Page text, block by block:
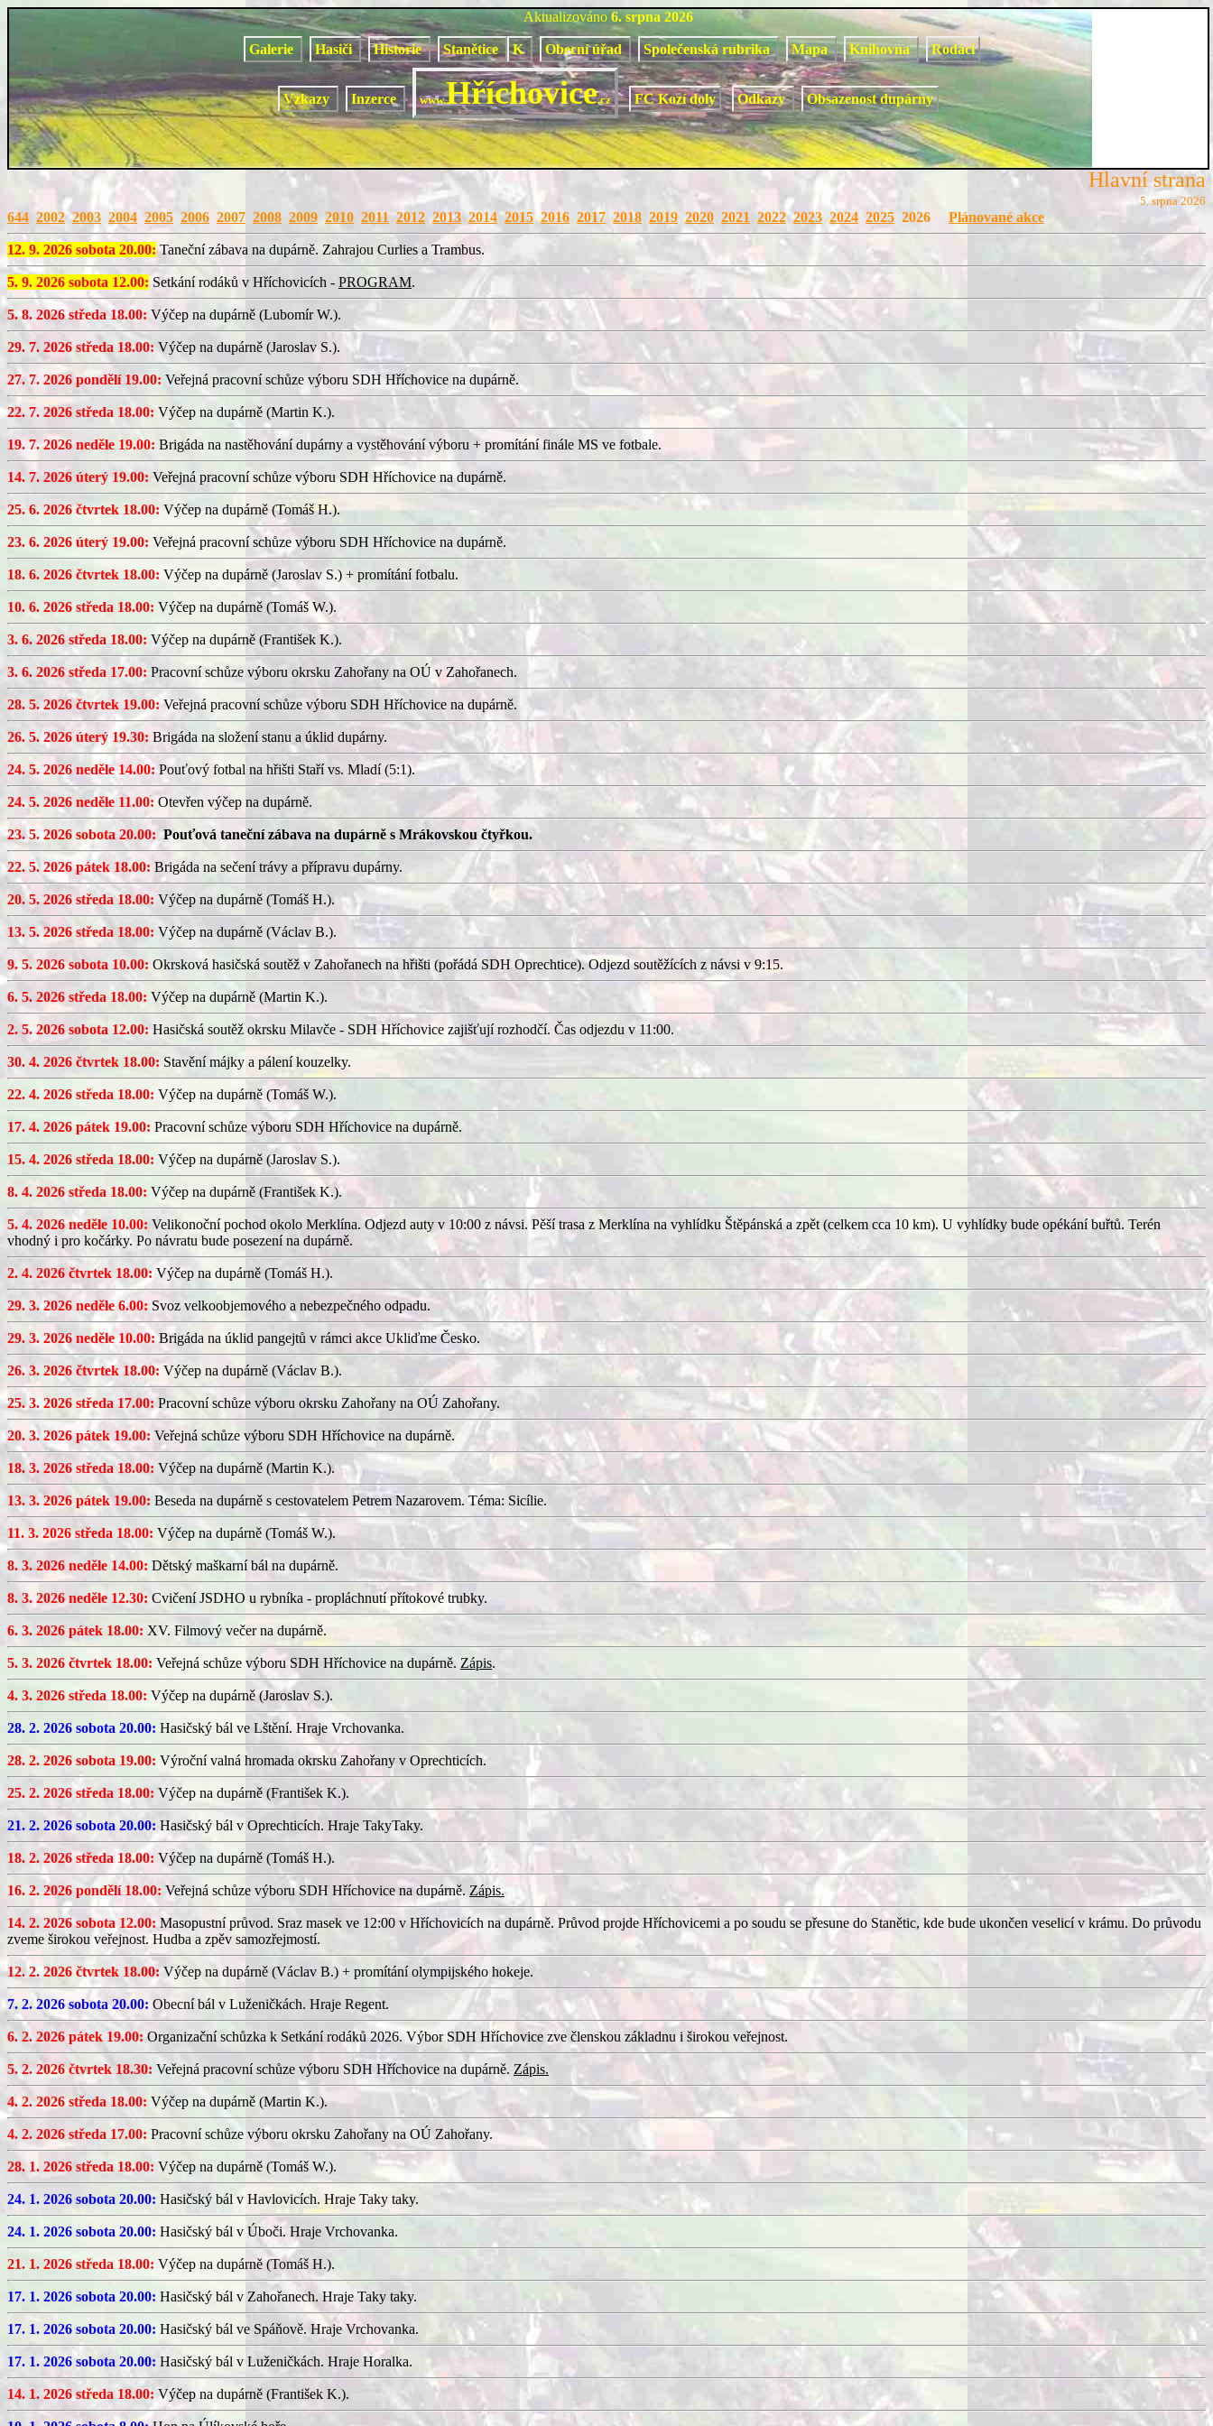
Aktualizováno 6. srpna 2026
Galerie Hasiči Historie Stanětice K Obecní úřad Společenská rubrika Mapa Knihovna Rodáci
Vzkazy Inzerce www.Hříchovice.cz FC Kozí doly Odkazy Obsazenost dupárny
Hlavní strana
5. srpna 2026
644 2002 2003 2004 2005 2006 2007 2008 2009 2010 2011 2012 2013 2014 2015 2016 2017 2018 2019 2020 2021 2022 2023 2024 2025 2026 Plánované akce
12. 9. 2026 sobota 20.00:Taneční zábava na dupárně. Zahrajou Curlies a Trambus.
5. 9. 2026 sobota 12.00: Setkání rodáků v Hříchovicích - PROGRAM.
5. 8. 2026 středa 18.00: Výčep na dupárně (Lubomír W.).
29. 7. 2026 středa 18.00: Výčep na dupárně (Jaroslav S.).
27. 7. 2026 pondělí 19.00: Veřejná pracovní schůze výboru SDH Hříchovice na dupárně.
22. 7. 2026 středa 18.00: Výčep na dupárně (Martin K.).
19. 7. 2026 neděle 19.00: Brigáda na nastěhování dupárny a vystěhování výboru + promítání finále MS ve fotbale.
14. 7. 2026 úterý 19.00: Veřejná pracovní schůze výboru SDH Hříchovice na dupárně.
25. 6. 2026 čtvrtek 18.00: Výčep na dupárně (Tomáš H.).
23. 6. 2026 úterý 19.00: Veřejná pracovní schůze výboru SDH Hříchovice na dupárně.
18. 6. 2026 čtvrtek 18.00: Výčep na dupárně (Jaroslav S.) + promítání fotbalu.
10. 6. 2026 středa 18.00: Výčep na dupárně (Tomáš W.).
3. 6. 2026 středa 18.00: Výčep na dupárně (František K.).
3. 6. 2026 středa 17.00: Pracovní schůze výboru okrsku Zahořany na OÚ v Zahořanech.
28. 5. 2026 čtvrtek 19.00:Veřejná pracovní schůze výboru SDH Hříchovice na dupárně.
26. 5. 2026 úterý 19.30: Brigáda na složení stanu a úklid dupárny.
24. 5. 2026 neděle 14.00:Pouťový fotbal na hřišti Staří vs. Mladí (5:1).
24. 5. 2026 neděle 11.00: Otevřen výčep na dupárně.
23. 5. 2026 sobota 20.00: Pouťová taneční zábava na dupárně s Mrákovskou čtyřkou.
22. 5. 2026 pátek 18.00: Brigáda na sečení trávy a přípravu dupárny.
20. 5. 2026 středa 18.00: Výčep na dupárně (Tomáš H.).
13. 5. 2026 středa 18.00: Výčep na dupárně (Václav B.).
9. 5. 2026 sobota 10.00: Okrsková hasičská soutěž v Zahořanech na hřišti (pořádá SDH Oprechtice). Odjezd soutěžících z návsi v 9:15.
6. 5. 2026 středa 18.00: Výčep na dupárně (Martin K.).
2. 5. 2026 sobota 12.00: Hasičská soutěž okrsku Milavče - SDH Hříchovice zajišťují rozhodčí. Čas odjezdu v 11:00.
30. 4. 2026 čtvrtek 18.00: Stavění májky a pálení kouzelky.
22. 4. 2026 středa 18.00: Výčep na dupárně (Tomáš W.).
17. 4. 2026 pátek 19.00: Pracovní schůze výboru SDH Hříchovice na dupárně.
15. 4. 2026 středa 18.00: Výčep na dupárně (Jaroslav S.).
8. 4. 2026 středa 18.00: Výčep na dupárně (František K.).
5. 4. 2026 neděle 10.00: Velikonoční pochod okolo Merklína. Odjezd auty v 10:00 z návsi. Pěší trasa z Merklína na vyhlídku Štěpánská a zpět (celkem cca 10 km). U vyhlídky bude opékání buřtů. Terén
vhodný i pro kočárky. Po návratu bude posezení na dupárně.
2. 4. 2026 čtvrtek 18.00: Výčep na dupárně (Tomáš H.).
29. 3. 2026 neděle 6.00: Svoz velkoobjemového a nebezpečného odpadu.
29. 3. 2026 neděle 10.00: Brigáda na úklid pangejtů v rámci akce Ukliďme Česko.
26. 3. 2026 čtvrtek 18.00: Výčep na dupárně (Václav B.).
25. 3. 2026 středa 17.00: Pracovní schůze výboru okrsku Zahořany na OÚ Zahořany.
20. 3. 2026 pátek 19.00: Veřejná schůze výboru SDH Hříchovice na dupárně.
18. 3. 2026 středa 18.00: Výčep na dupárně (Martin K.).
13. 3. 2026 pátek 19.00: Beseda na dupárně s cestovatelem Petrem Nazarovem. Téma: Sicílie.
11. 3. 2026 středa 18.00: Výčep na dupárně (Tomáš W.).
8. 3. 2026 neděle 14.00: Dětský maškarní bál na dupárně.
8. 3. 2026 neděle 12.30: Cvičení JSDHO u rybníka - propláchnutí přítokové trubky.
6. 3. 2026 pátek 18.00: XV. Filmový večer na dupárně.
5. 3. 2026 čtvrtek 18.00: Veřejná schůze výboru SDH Hříchovice na dupárně. Zápis.
4. 3. 2026 středa 18.00: Výčep na dupárně (Jaroslav S.).
28. 2. 2026 sobota 20.00: Hasičský bál ve Lštění. Hraje Vrchovanka.
28. 2. 2026 sobota 19.00: Výroční valná hromada okrsku Zahořany v Oprechticích.
25. 2. 2026 středa 18.00: Výčep na dupárně (František K.).
21. 2. 2026 sobota 20.00: Hasičský bál v Oprechticích. Hraje TakyTaky.
18. 2. 2026 středa 18.00: Výčep na dupárně (Tomáš H.).
16. 2. 2026 pondělí 18.00: Veřejná schůze výboru SDH Hříchovice na dupárně. Zápis.
14. 2. 2026 sobota 12.00: Masopustní průvod. Sraz masek ve 12:00 v Hříchovicích na dupárně. Průvod projde Hříchovicemi a po soudu se přesune do Stanětic, kde bude ukončen veselicí v krámu. Do průvodu
zveme širokou veřejnost. Hudba a zpěv samozřejmostí.
12. 2. 2026 čtvrtek 18.00: Výčep na dupárně (Václav B.) + promítání olympijského hokeje.
7. 2. 2026 sobota 20.00: Obecní bál v Luženičkách. Hraje Regent.
6. 2. 2026 pátek 19.00:Organizační schůzka k Setkání rodáků 2026. Výbor SDH Hříchovice zve členskou základnu i širokou veřejnost.
5. 2. 2026 čtvrtek 18.30: Veřejná pracovní schůze výboru SDH Hříchovice na dupárně. Zápis.
4. 2. 2026 středa 18.00: Výčep na dupárně (Martin K.).
4. 2. 2026 středa 17.00: Pracovní schůze výboru okrsku Zahořany na OÚ Zahořany.
28. 1. 2026 středa 18.00: Výčep na dupárně (Tomáš W.).
24. 1. 2026 sobota 20.00: Hasičský bál v Havlovicích. Hraje Taky taky.
24. 1. 2026 sobota 20.00: Hasičský bál v Úboči. Hraje Vrchovanka.
21. 1. 2026 středa 18.00: Výčep na dupárně (Tomáš H.).
17. 1. 2026 sobota 20.00: Hasičský bál v Zahořanech. Hraje Taky taky.
17. 1. 2026 sobota 20.00: Hasičský bál ve Spáňově. Hraje Vrchovanka.
17. 1. 2026 sobota 20.00: Hasičský bál v Luženičkách. Hraje Horalka.
14. 1. 2026 středa 18.00: Výčep na dupárně (František K.).